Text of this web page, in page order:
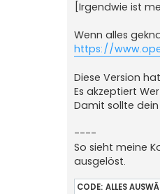
i
t
a
g
[Irgendwie ist
Wenn alles
https://
Diese Version
Es akzeptiert
Damit sollte
----
So sieht meine
ausgelöst.
CODE: ALLES